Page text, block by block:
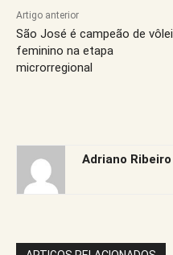
Artigo anterior
São José é campeão de vôlei
feminino na etapa
microrregional
Adriano Ribeiro